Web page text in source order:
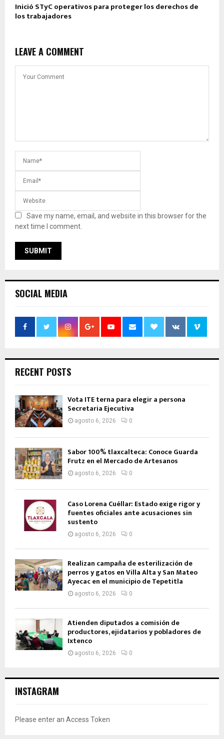
Inició STyC operativos para proteger los derechos de
los trabajadores
LEAVE A COMMENT
Save my name, email, and website in this browser for the
next time I comment.
SOCIAL MEDIA
RECENT POSTS
Vota ITE terna para elegir a persona
Secretaria Ejecutiva
agosto 6, 2026 0
Sabor 100% tlaxcalteca: Conoce Guarda
Frutz en el Mercado de Artesanos
agosto 6, 2026 0
Caso Lorena Cuéllar: Estado exige rigor y
fuentes oficiales ante acusaciones sin
sustento
agosto 6, 2026 0
Realizan campaña de esterilización de
perros y gatos en Villa Alta y San Mateo
Ayecac en el municipio de Tepetitla
agosto 6, 2026 0
Atienden diputados a comisión de
productores, ejidatarios y pobladores de
Ixtenco
agosto 6, 2026 0
INSTAGRAM
Please enter an Access Token